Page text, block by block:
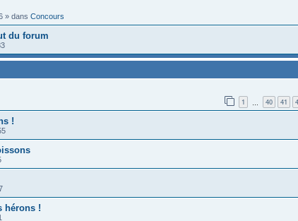
» dans Concours
du forum
1 40 41
!
hérons !